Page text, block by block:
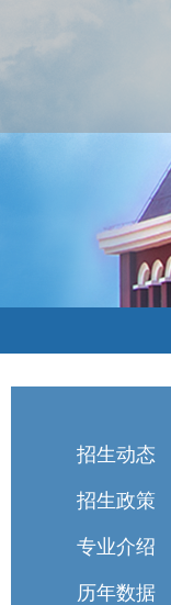
招生动态
招生政策
专业介绍
历年数据